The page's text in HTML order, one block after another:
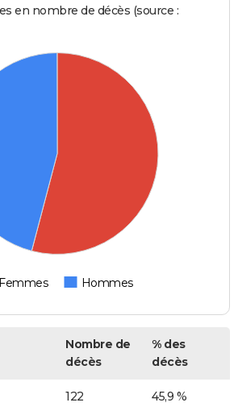
en nombre de décès (source :
Femmes Hommes
Nombre de
décès
% des
décès
122 45,9 %